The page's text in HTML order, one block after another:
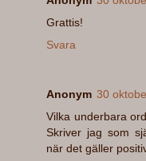
Grattis!
Svara
Anonym 30
Vilka underbara
Skriver jag som
när det gäller